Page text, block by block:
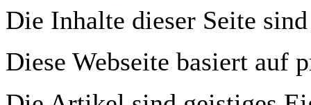
Die Inhalte dieser Seite
Diese Webseite basiert auf